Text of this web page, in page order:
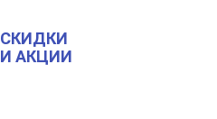
СКИДКИ
И АКЦИИ